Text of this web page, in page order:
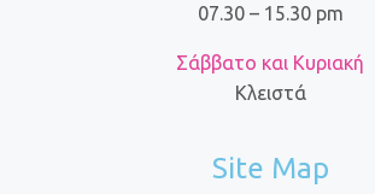
07.30 – 15.30 pm
Σάββατο και Κυριακή
Κλειστά
Site Map